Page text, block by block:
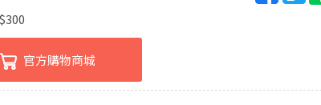
$300
官方購物商城